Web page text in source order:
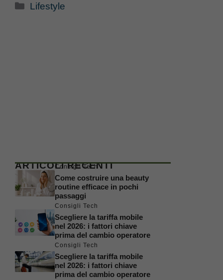
Categorie
Lifestyle
ARTICOLI RECENTI
Consigli Tech
Come costruire una beauty
routine efficace in pochi
passaggi
Consigli Tech
Scegliere la tariffa mobile
nel 2026: i fattori chiave
prima del cambio operatore
Consigli Tech
Scegliere la tariffa mobile
nel 2026: i fattori chiave
prima del cambio operatore